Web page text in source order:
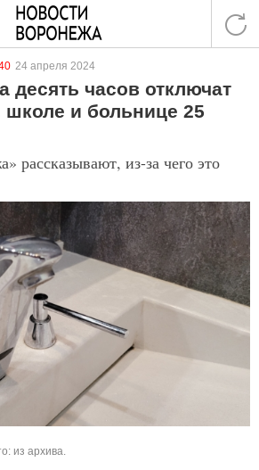
24 апреля 2024
десять часов отключат
и больнице 25
рассказывают, из-за чего это
из архива.